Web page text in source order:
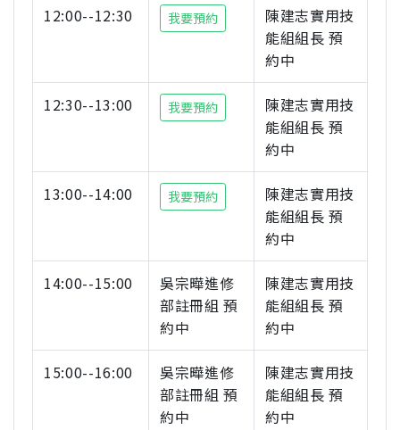
12:00--12:30 我要預約
陳建志實用技
能組組長 預
約中
12:30--13:00 我要預約
陳建志實用技
能組組長 預
約中
13:00--14:00 我要預約
陳建志實用技
能組組長 預
約中
14:00--15:00
吳宗曄進修
部註冊組 預
約中
陳建志實用技
能組組長 預
約中
15:00--16:00
吳宗曄進修
部註冊組 預
約中
陳建志實用技
能組組長 預
約中